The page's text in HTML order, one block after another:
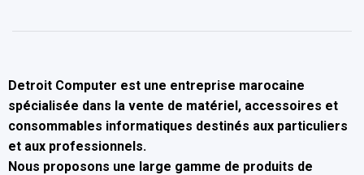
Detroit Computer est une entreprise marocaine
spécialisée dans la vente de matériel, accessoires et
consommables informatiques destinés aux particuliers
et aux professionnels.
Nous proposons une large gamme de produits de